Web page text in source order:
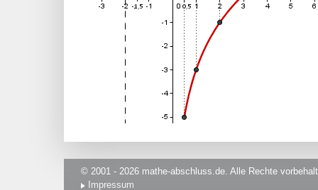
© 2001 - 2026 mathe-abschluss.de. Alle Rechte
Impressum